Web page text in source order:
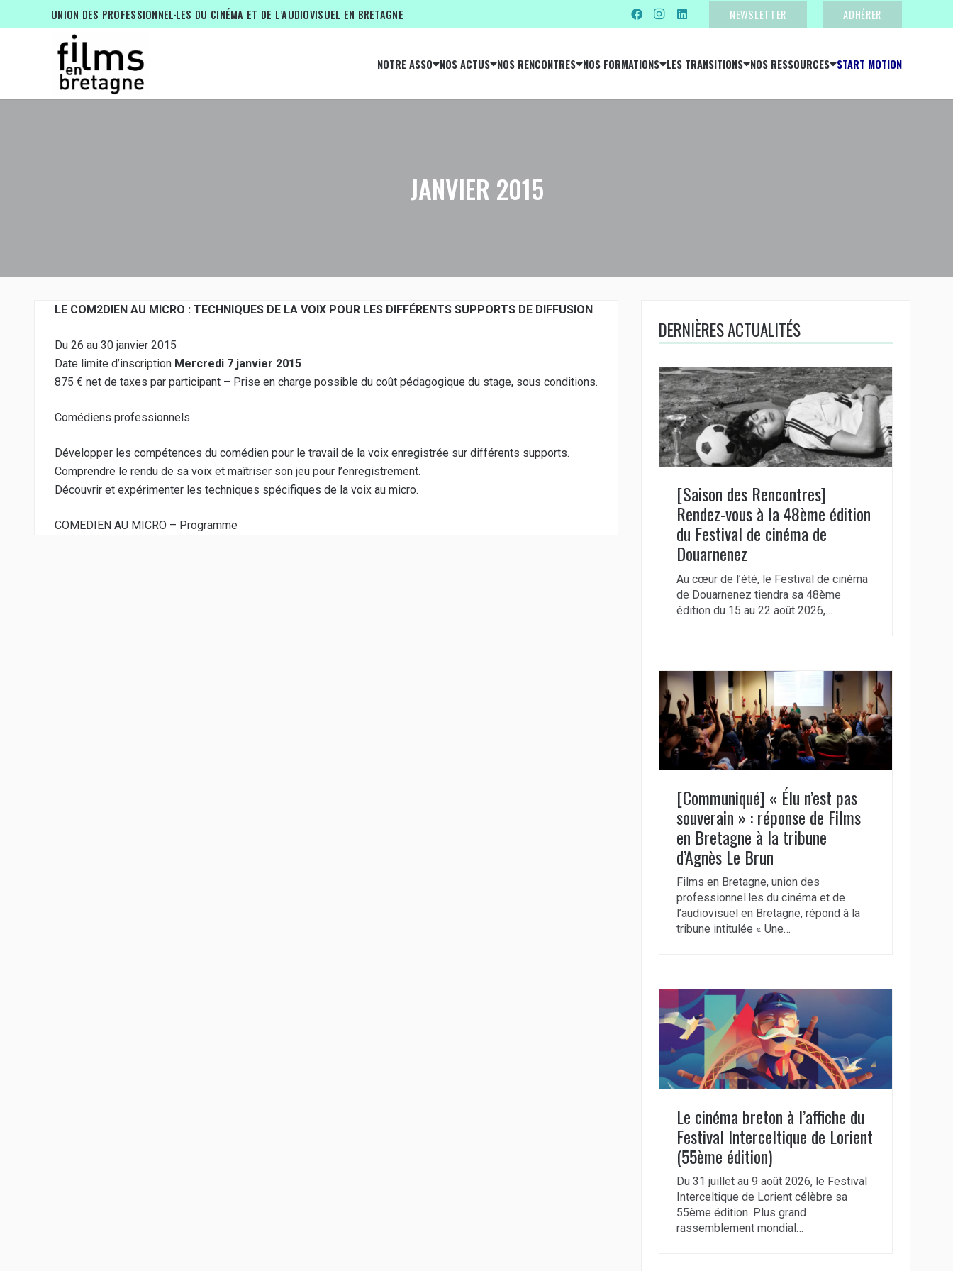
UNION DES PROFESSIONNEL·LES DU CINÉMA ET DE L’AUDIOVISUEL EN BRETAGNE NEWSLETTER ADHÉRER
NOTRE ASSO NOS ACTUS NOS RENCONTRES NOS FORMATIONS LES TRANSITIONS NOS RESSOURCES START MOTION
JANVIER 2015
LE COM2DIEN AU MICRO : TECHNIQUES DE LA VOIX POUR LES DIFFÉRENTS SUPPORTS DE DIFFUSION
Du 26 au 30 janvier 2015
Date limite d’inscription Mercredi 7 janvier 2015
875 € net de taxes par participant – Prise en charge possible du coût pédagogique du stage, sous conditions.
Comédiens professionnels
Développer les compétences du comédien pour le travail de la voix enregistrée sur différents supports.
Comprendre le rendu de sa voix et maîtriser son jeu pour l’enregistrement.
Découvrir et expérimenter les techniques spécifiques de la voix au micro.
COMEDIEN AU MICRO – Programme
DERNIÈRES ACTUALITÉS
[Saison des Rencontres]
Rendez-vous à la 48ème édition
du Festival de cinéma de
Douarnenez
Au cœur de l’été, le Festival de cinéma
de Douarnenez tiendra sa 48ème
édition du 15 au 22 août 2026,…
[Communiqué] « Élu n’est pas
souverain » : réponse de Films
en Bretagne à la tribune
d’Agnès Le Brun
Films en Bretagne, union des
professionnel·les du cinéma et de
l’audiovisuel en Bretagne, répond à la
tribune intitulée « Une…
Le cinéma breton à l’affiche du
Festival Interceltique de Lorient
(55ème édition)
Du 31 juillet au 9 août 2026, le Festival
Interceltique de Lorient célèbre sa
55ème édition. Plus grand
rassemblement mondial…